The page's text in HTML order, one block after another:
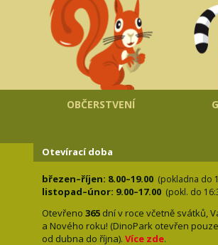
OBČERSTVENÍ
Otevírací doba
březen–říjen: 8.00–19.00 (pokladna do
listopad–únor: 9.00–17.00 (pokl. do
Otevřeno 365 dní v roce včetně svátků,
a Nového roku! (DinoPark otevřen pouze
od dubna do října). Více zde.